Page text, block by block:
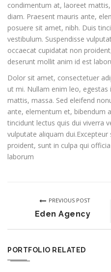
condimentum at, laoreet
diam. Praesent mauris ante,
posuere sit amet, nibh. Duis
vestibulum. Suspendisse
occaecat cupidatat non
deserunt mollit anim id est
Dolor sit amet, consectetuer
ut mi. Nullam enim leo,
mattis, massa. Sed eleifend
ante, elementum et, bibendum
tincidunt lectus quis dui viverra
vulputate aliquam
proident, sunt in culpa qui
laborum
PREVIOUS POST
Eden Agency
PORTFOLIO RELATED